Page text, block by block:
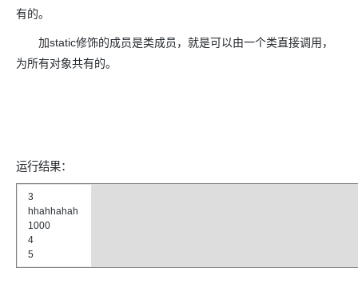
有的。
加static修饰的成员是类成员，就是可以由一个类直接调用，
为所有对象共有的。
运行结果：
3
hhahhahah
1000
4
5